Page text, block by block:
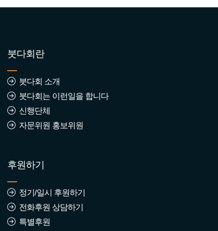
붓다회란
붓다회 소개
붓다회는 이런일을 합니다
신행단체
자문위원 홍보위원
후원하기
정기/일시 후원하기
전화후원 상담하기
특별후원